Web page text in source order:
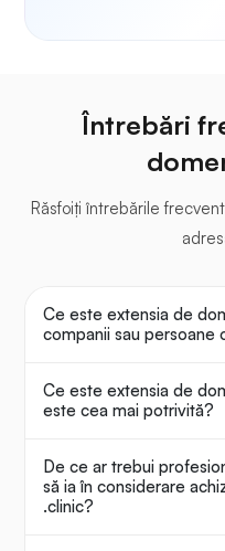
Întrebări
Răsfoiți întrebările
Ce este extensia de
companii sau persoane
Ce este extensia de
este cea mai potrivită?
De ce ar trebui
să ia în considerare
.clinic?